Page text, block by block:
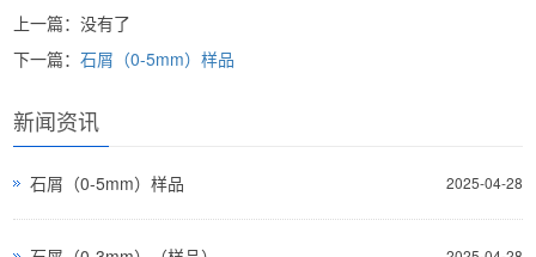
上一篇：没有了
下一篇：石屑（0-5mm）样品
新闻资讯
2025-04-28
石屑（0-5mm）样品